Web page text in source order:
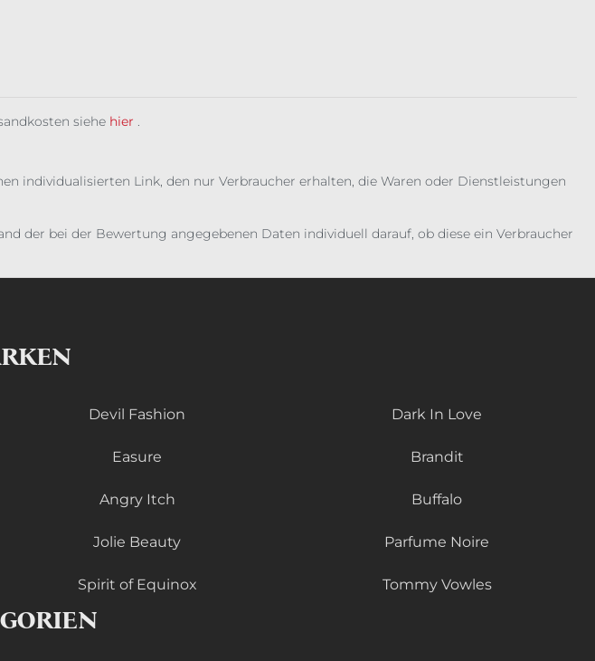
siehe hier .
individualisierten Link, den nur Verbraucher erhalten, die Waren oder Dienstleistungen
der bei der Bewertung angegebenen Daten individuell darauf, ob diese ein Verbraucher
Devil Fashion Dark In Love
Easure Brandit
Angry Itch Buffalo
Jolie Beauty Parfume Noire
Spirit of Equinox Tommy Vowles